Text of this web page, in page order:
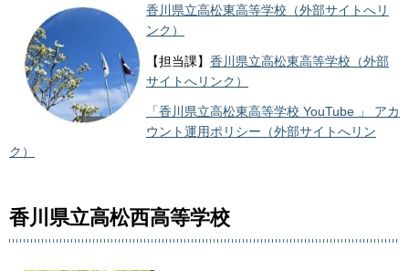
香川県立高松東高等学校（外部サイトへリ
ンク）
【担当課】 香川県立高松東高等学校（外部
サイトへリンク）
「香川県立高松東高等学校 YouTube 」 アカ
ウント運用ポリシー（外部サイトへリン
ク）
香川県立高松西高等学校